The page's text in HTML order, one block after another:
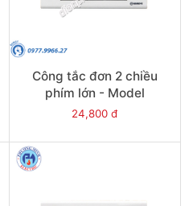
Công tắc đơn 2 chiều
phím lớn - Model
S181D2(S181D2/DL)
24,800 đ